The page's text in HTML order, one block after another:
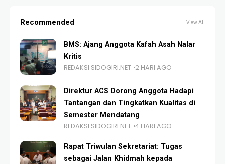
Recommended View All
BMS: Ajang Anggota Kafah Asah Nalar
Kritis
REDAKSI SIDOGIRI.NET 2 HARI AGO
Direktur ACS Dorong Anggota Hadapi
Tantangan dan Tingkatkan Kualitas di
Semester Mendatang
REDAKSI SIDOGIRI.NET 4 HARI AGO
Rapat Triwulan Sekretariat: Tugas
sebagai Jalan Khidmah kepada